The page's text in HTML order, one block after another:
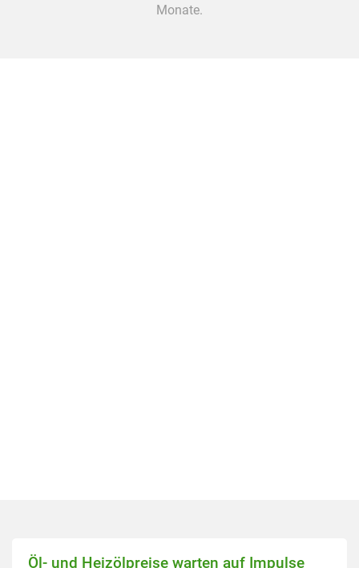
Monate.
Öl- und Heizölpreise warten auf Impulse